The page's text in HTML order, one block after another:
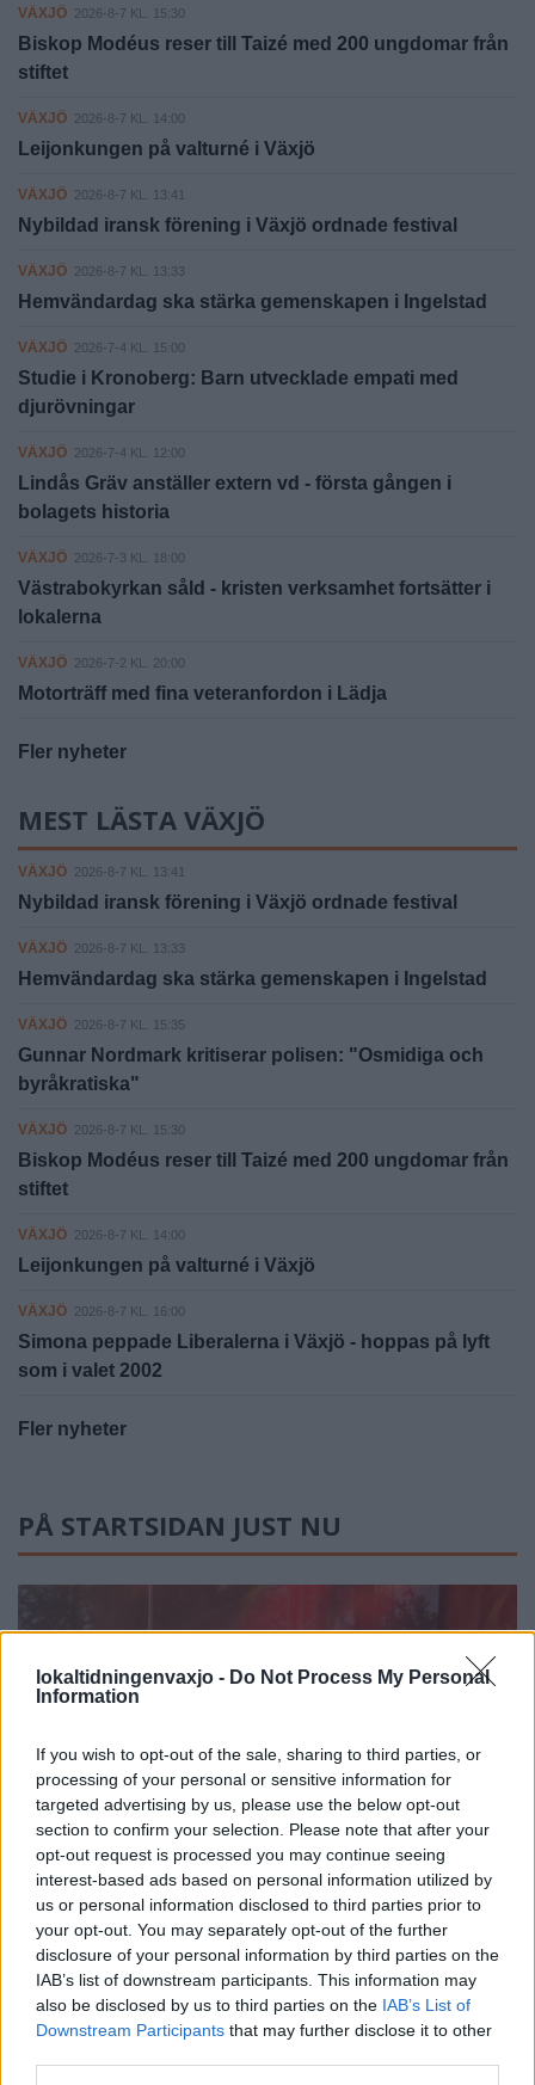
lokaltidningenvaxjo - Do Not Process My Personal
Information
If you wish to opt-out of the sale, sharing to third parties, or
processing of your personal or sensitive information for
targeted advertising by us, please use the below opt-out
section to confirm your selection. Please note that after your
opt-out request is processed you may continue seeing
interest-based ads based on personal information utilized by
us or personal information disclosed to third parties prior to
your opt-out. You may separately opt-out of the further
disclosure of your personal information by third parties on the
IAB’s list of downstream participants. This information may
also be disclosed by us to third parties on the IAB’s List of
Downstream Participants that may further disclose it to other
VÄXJÖ 2026-8-7 KL. 15:30
Biskop Modéus reser till Taizé med 200 ungdomar från
stiftet
VÄXJÖ 2026-8-7 KL. 14:00
Leijonkungen på valturné i Växjö
VÄXJÖ 2026-8-7 KL. 13:41
Nybildad iransk förening i Växjö ordnade festival
VÄXJÖ 2026-8-7 KL. 13:33
Hemvändardag ska stärka gemenskapen i Ingelstad
VÄXJÖ 2026-7-4 KL. 15:00
Studie i Kronoberg: Barn utvecklade empati med
djurövningar
VÄXJÖ 2026-7-4 KL. 12:00
Lindås Gräv anställer extern vd - första gången i
bolagets historia
VÄXJÖ 2026-7-3 KL. 18:00
Västrabokyrkan såld - kristen verksamhet fortsätter i
lokalerna
VÄXJÖ 2026-7-2 KL. 20:00
Motorträff med fina veteranfordon i Lädja
Fler nyheter
MEST LÄSTA VÄXJÖ
VÄXJÖ 2026-8-7 KL. 13:41
Nybildad iransk förening i Växjö ordnade festival
VÄXJÖ 2026-8-7 KL. 13:33
Hemvändardag ska stärka gemenskapen i Ingelstad
VÄXJÖ 2026-8-7 KL. 15:35
Gunnar Nordmark kritiserar polisen: "Osmidiga och
byråkratiska"
VÄXJÖ 2026-8-7 KL. 15:30
Biskop Modéus reser till Taizé med 200 ungdomar från
stiftet
VÄXJÖ 2026-8-7 KL. 14:00
Leijonkungen på valturné i Växjö
VÄXJÖ 2026-8-7 KL. 16:00
Simona peppade Liberalerna i Växjö - hoppas på lyft
som i valet 2002
Fler nyheter
PÅ STARTSIDAN JUST NU
LESSEBO 2026-8-8 KL. 10:00
Kosta-dagarna
avslutades med